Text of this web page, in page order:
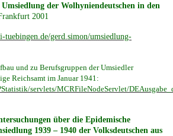
Umsiedlung der Wolhyniendeutschen in den
2001
tuebingen.de/gerd.simon/umsiedlung-
und zu Berufsgruppen der Umsiedler
Reichsamt im Januar 1941:
servlets/MCRFileNodeServlet/
über die Epidemische
1939 – 1940 der Volksdeutschen aus